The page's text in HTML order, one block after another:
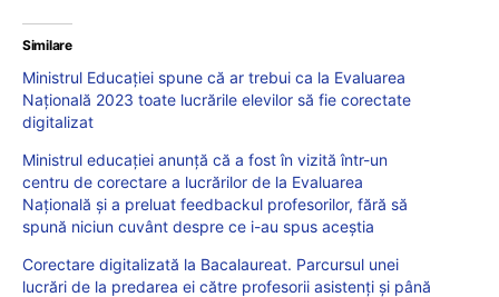
Similare
Ministrul Educației spune că ar trebui ca la Evaluarea
Națională 2023 toate lucrările elevilor să fie corectate
digitalizat
Ministrul educației anunță că a fost în vizită într-un
centru de corectare a lucrărilor de la Evaluarea
Națională și a preluat feedbackul profesorilor, fără să
spună niciun cuvânt despre ce i-au spus aceștia
Corectare digitalizată la Bacalaureat. Parcursul unei
lucrări de la predarea ei către profesorii asistenți și până